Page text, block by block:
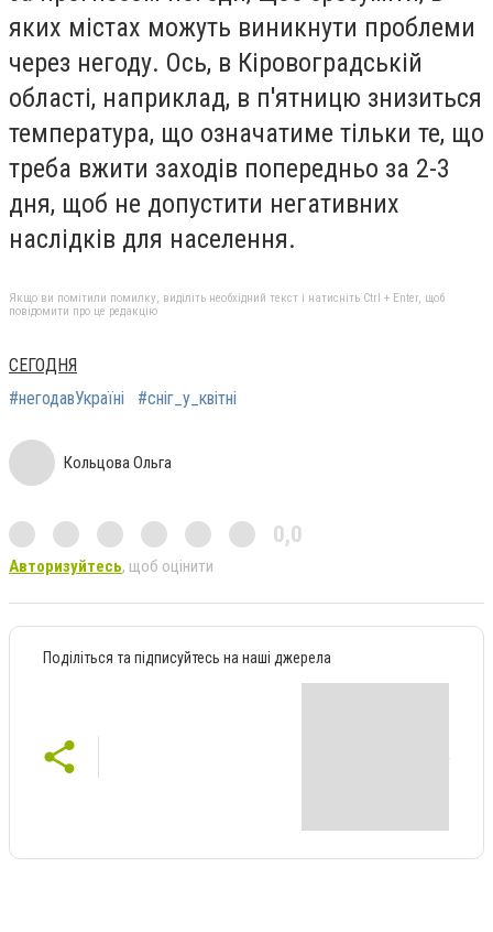
яких містах можуть виникнути проблеми
через негоду. Ось, в Кіровоградській
області, наприклад, в п'ятницю знизиться
температура, що означатиме тільки те, що
треба вжити заходів попередньо за 2-3
дня, щоб не допустити негативних
наслідків для населення.
Якщо ви помітили помилку, виділіть необхідний текст і натисніть Ctrl + Enter, щоб
повідомити про це редакцію
СЕГОДНЯ
#негодавУкраїні
#сніг_у_квітні
Кольцова Ольга
0,0
Авторизуйтесь, щоб оцінити
Поділіться та підписуйтесь на наші джерела